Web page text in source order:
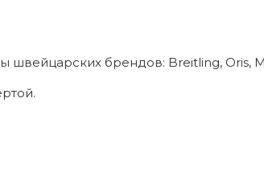
брендов: Breitling, Oris,